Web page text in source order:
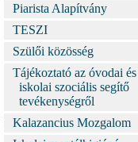
Piarista Alapítvány
TESZI
Szülői közösség
Tájékoztató az óvodai és
iskolai szociális segítő
tevékenységről
Kalazancius Mozgalom